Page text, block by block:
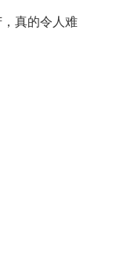
真的令人难